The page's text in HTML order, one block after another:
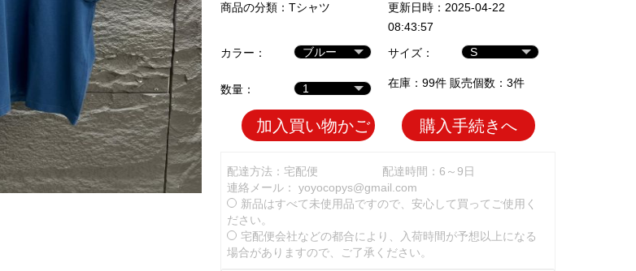
商品の分類： Tシャツ
更新日時：2025-04-22
08:43:57
カラー：
サイズ：
数量： 在庫：99件 販売個数：3件
加入買い物かご 購入手続きへ
配達方法：宅配便
配達時間：6～9日
連絡メール： yoyocopys@gmail.com
新品はすべて未使用品ですので、安心して買ってご使用く
ださい。
宅配便会社などの都合により、入荷時間が予想以上になる
場合がありますので、ご了承ください。